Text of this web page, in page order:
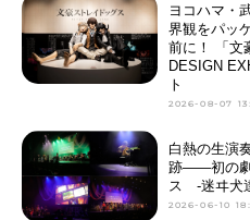
ヨコハマ・
界観をパッ
前に！ 「文
DESIGN
ト
2026-08-07
白熱の生演
跡――初の劇
ス -迷ヰ犬
2026-06-10